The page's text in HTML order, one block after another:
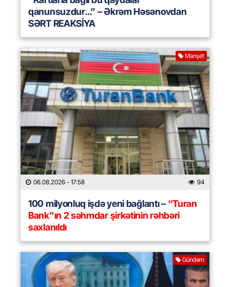
qanunsuzdur…” – Əkrəm Həsənovdan
SƏRT REAKSİYA
Manşet
06.08.2026 - 17:58 94
100 milyonluq işdə yeni bağlantı –“Turan
Bank”ın 2 səhmdar şirkətinin rəhbəri
saxlanıldı
Gündəm